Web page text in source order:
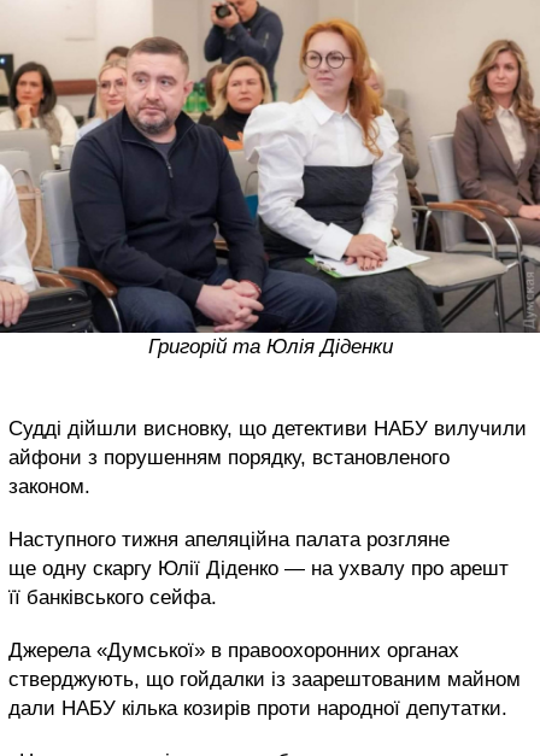
Григорій та Юлія Діденки
Судді дійшли висновку, що детективи НАБУ вилучили
айфони з порушенням порядку, встановленого
законом.
Наступного тижня апеляційна палата розгляне
ще одну скаргу Юлії Діденко — на ухвалу про арешт
її банківського сейфа.
Джерела «Думської» в правоохоронних органах
стверджують, що гойдалки із заарештованим майном
дали НАБУ кілька козирів проти народної депутатки.